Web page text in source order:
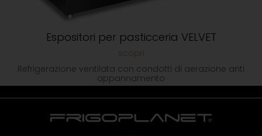
Espositori per pasticceria VELVET
Refrigerazione ventilata con condotti di aerazione anti
appannamento